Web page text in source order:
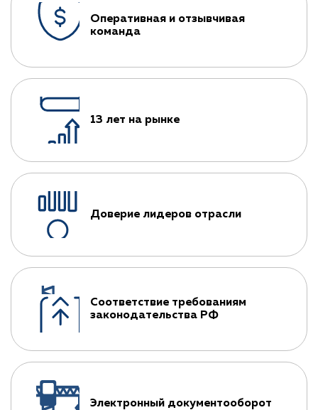
Оперативная и отзывчивая
команда
13 лет на рынке
Доверие лидеров отрасли
Соответствие требованиям
законодательства РФ
Электронный документооборот